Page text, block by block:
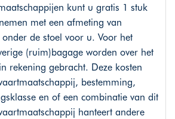
kunt u gratis 1 stuk
met een afmeting van
de stoel voor u. Voor het
(ruim)bagage worden over het
rekening gebracht. Deze kosten
bestemming,
en of een combinatie van dit
hanteert andere